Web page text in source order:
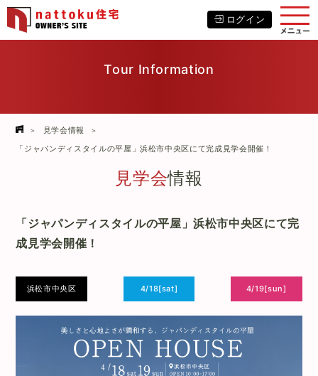
ログイン
Tour Information
見学会情報
「ジャパンディスタイルの平屋」浜松市中央区にて完成見学会開催！
見学会情報
「ジャパンディスタイルの平屋」浜松市中央区にて完
成見学会開催！
浜松市中央区 4/18[sat] 4/19[sun]